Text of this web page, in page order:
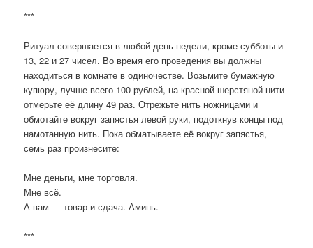
***
Ритуал совершается в любой день недели, кроме субботы и
13, 22 и 27 чисел. Во время его проведения вы должны
находиться в комнате в одиночестве. Возьмите бумажную
купюру, лучше всего 100 рублей, на красной шерстяной нити
отмерьте её длину 49 раз. Отрежьте нить ножницами и
обмотайте вокруг запястья левой руки, подоткнув концы под
намотанную нить. Пока обматываете её вокруг запястья,
семь раз произнесите:
Мне деньги, мне торговля.
Мне всё.
А вам — товар и сдача. Аминь.
***